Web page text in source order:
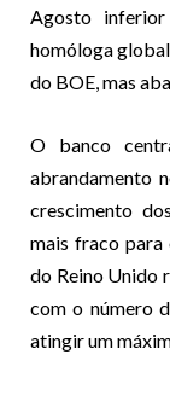
Agosto
homóloga
do BOE, mas
O banco
abrandamento
crescimento
mais fraco para
do Reino Unido
com o número
atingir um